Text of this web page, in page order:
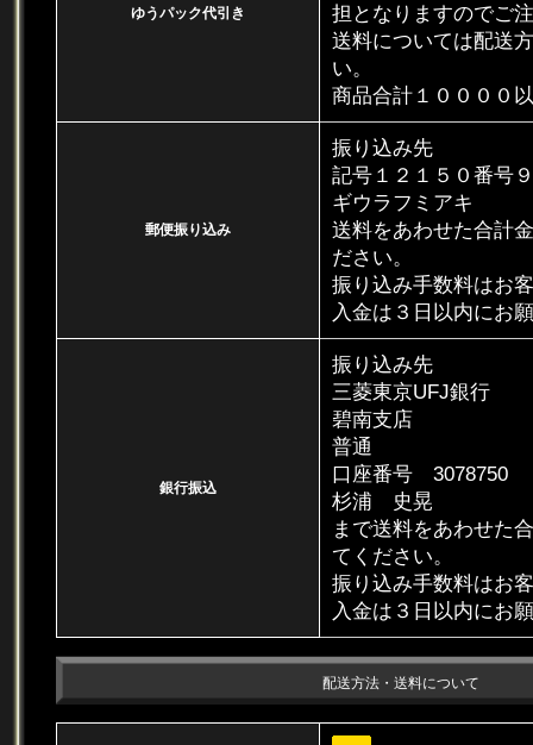
ゆうパック代引き
担となりますのでご
送料については配送
い。
商品合計１００００
郵便振り込み
振り込み先
記号１２１５０番号
ギウラフミアキ
送料をあわせた合計
ださい。
振り込み手数料はお
入金は３日以内にお
銀行振込
振り込み先
三菱東京UFJ銀行
碧南支店
普通
口座番号 3078750
杉浦 史晃
まで送料をあわせた
てください。
振り込み手数料はお
入金は３日以内にお
配送方法・送料について